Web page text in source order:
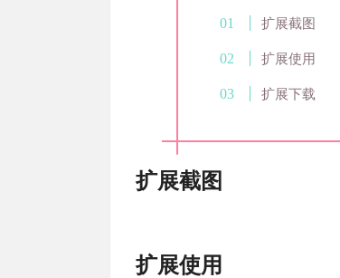
扩展截图
扩展使用
扩展下载
扩展截图
扩展使用